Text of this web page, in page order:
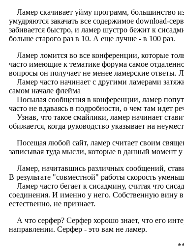
Ламер скачивает уйму программ, большинство
умудряются закачать все содержимое download-
забивается быстро, и ламер шустро бежит к
больше старого раз в 10. А еще лучше - в 100 раз.
Ламер ломится во все конференции, которые
часто имеющие к тематике форума самое
вопросы он получает не менее ламерские ответы.
Ламер часто начинает с другими ламерами
самом начале флейма
Посылая сообщения в конференции, ламер
часто не вдаваясь в подробности, о чем там идет
Узнав, что такое смайлики, ламер начинает
обижается, когда руководство указывает на
Посещая любой сайт, ламер считает своим
записывая туда мысли, которые в данный момент у
Ламер, начитавшись различных сообщений,
В результате "совместной" работы скорость
Ламер часто бегает к сисадмину, считая что
соединения. И именно у него. Собственную вину
естественно, не признает.
А что серфер? Серфер хорошо знает, что его
направлении. Серфер - это вам не ламер.